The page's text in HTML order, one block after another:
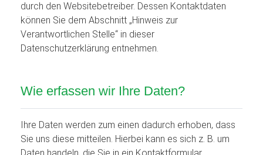
durch den Websitebetreiber. Dessen Kontaktdaten
können Sie dem Abschnitt „Hinweis zur
Verantwortlichen Stelle“ in dieser
Datenschutzerklärung entnehmen.
Wie erfassen wir Ihre Daten?
Ihre Daten werden zum einen dadurch erhoben, dass
Sie uns diese mitteilen. Hierbei kann es sich z. B. um